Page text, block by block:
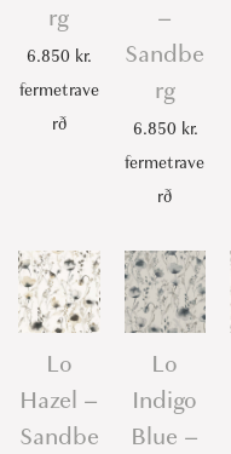
rg
6.850 kr.
fermetrave
rð
–
Sandbe
rg
6.850 kr.
fermetrave
rð
Lo
Hazel –
Sandbe
Lo
Indigo
Blue –